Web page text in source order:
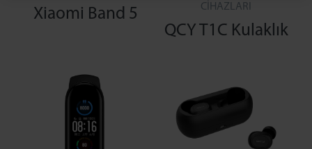
Xiaomi Band 5
CİHAZLARI
QCY T1C Kulaklık